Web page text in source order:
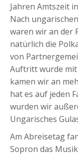
Jahren Amtszeit
Nach
waren wir an der
natürlich die
von
Auftritt wurde
kamen wir an
hat es auf jeden
wurden wir
Ungarisches
Am Abreisetag
Sopron das